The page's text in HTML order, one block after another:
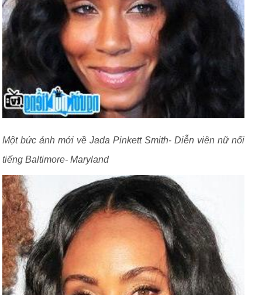
Một bức ảnh mới về Jada Pinkett Smith- Diễn viên nữ nổi
tiếng Baltimore- Maryland